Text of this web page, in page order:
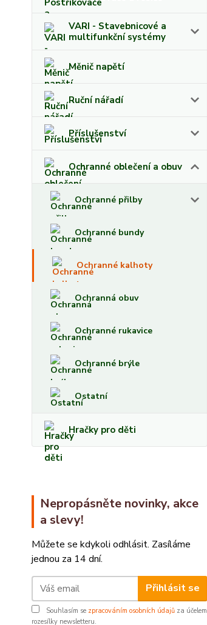
VARI - Stavebnicové a
multifunkční systémy
Měnič napětí
Ruční nářadí
Příslušenství
Ochranné oblečení a obuv
Ochranné přilby
Ochranné bundy
Ochranné kalhoty
Ochranná obuv
Ochranné rukavice
Ochranné brýle
Ostatní
Hračky pro děti
Nepropásněte novinky, akce
a slevy!
Můžete se kdykoli odhlásit. Zasíláme
jednou za 14 dní.
Přihlásit se
Souhlasím se zpracováním osobních údajů za účelem
rozesílky newsletteru.